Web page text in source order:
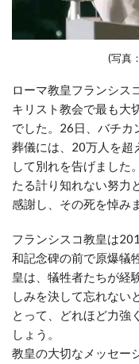
(写真
ローマ教皇フランシ
キリスト教会で最も大
でした。26日、バチカ
葬儀には、20万人を超
して別れを告げました
たる計り知れない努力
感謝し、その死を悼み
フランシスコ教皇は
和記念碑の前で原爆犠
皇は、犠牲者たちが経
しみを決して忘れない
とって、どれほど力強
しょう。
教皇の大切なメッセー